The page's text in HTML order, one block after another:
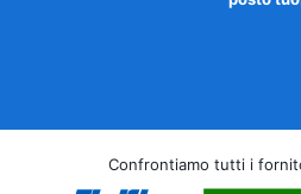
Confrontiamo tutti i